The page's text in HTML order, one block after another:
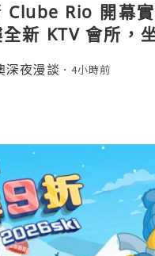
Clube Rio 開幕
新 KTV 會所，
次過睇
深夜漫談 4小時前